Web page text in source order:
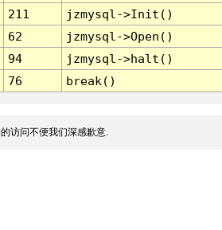
211
jzmysql->Init()
62
jzmysql->Open()
94
jzmysql->halt()
76 break()
访问不便我们深感歉意.